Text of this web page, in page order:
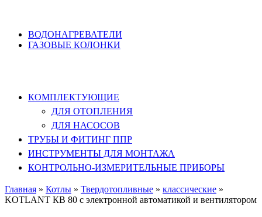
ВОДОНАГРЕВАТЕЛИ
ГАЗОВЫЕ КОЛОНКИ
КОМПЛЕКТУЮЩИЕ
ДЛЯ ОТОПЛЕНИЯ
ДЛЯ НАСОСОВ
ТРУБЫ И ФИТИНГ ППР
ИНСТРУМЕНТЫ ДЛЯ МОНТАЖА
КОНТРОЛЬНО-ИЗМЕРИТЕЛЬНЫЕ ПРИБОРЫ
Главная » Котлы » Твердотопливные » классические »
KOTLANT КВ 80 с электронной автоматикой и вентилятором